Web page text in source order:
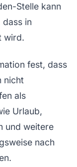
Stelle kann
in
wird.
fest, dass
nicht
als
Urlaub,
und weitere
nach